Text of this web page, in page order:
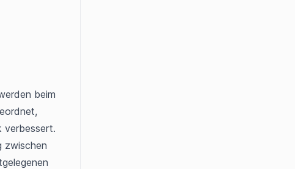
beim
verbessert.
zwischen